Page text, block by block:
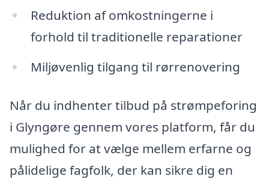
Reduktion af omkostningerne i
forhold til traditionelle reparationer
Miljøvenlig tilgang til rørrenovering
Når du indhenter tilbud på strømpeforing
i Glyngøre gennem vores platform, får du
mulighed for at vælge mellem erfarne og
pålidelige fagfolk, der kan sikre dig en